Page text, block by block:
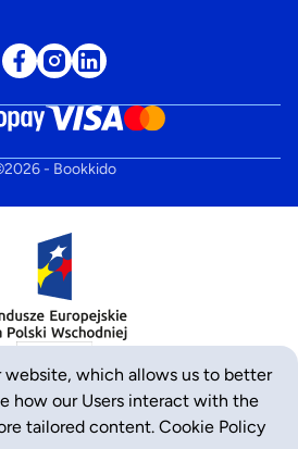
2026- Bookkido
website, which allows us to better
how our Users interact with the
tailored content. Cookie Policy